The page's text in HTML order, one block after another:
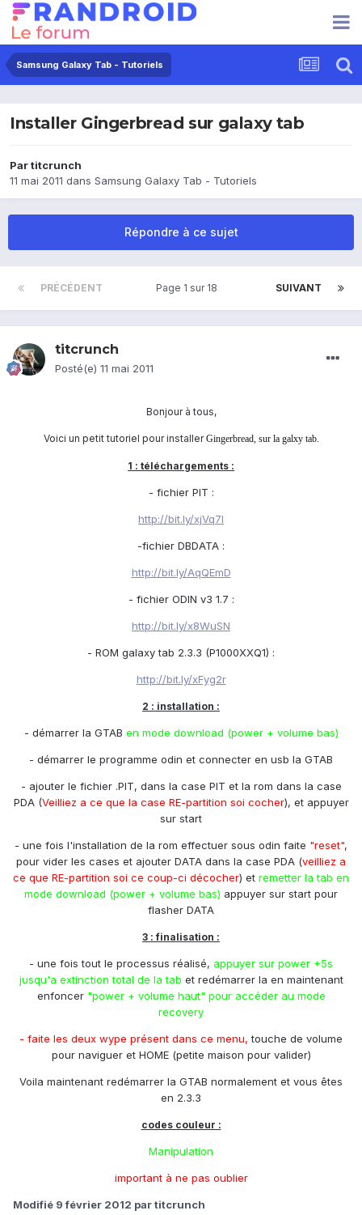
Samsung Galaxy Tab - Tutoriels
Installer Gingerbread sur galaxy tab
Partitcrunch
11 mai 2011 dans Samsung Galaxy Tab - Tutoriels
Répondre à ce sujet
PRÉCÉDENT SUIVANT
Page 1 sur 18
titcrunch
Posté(e) 11 mai 2011
Bonjour à tous,
Voici un petit tutoriel pour installerGingerbread, sur la galxy tab.
1 : téléchargements :
- fichier PIT :
http://bit.ly/xjVq7I
-fichier DBDATA :
http://bit.ly/AqQEmD
- fichier ODIN v3 1.7 :
http://bit.ly/x8WuSN
- ROM galaxy tab 2.3.3 (P1000XXQ1) :
http://bit.ly/xFyg2r
2 : installation :
- démarrer la GTAB en mode download (power + volume bas)
- démarrer le programme odin et connecter en usb la GTAB
- ajouter le fichier .PIT, dans la case PIT et la rom dans la case
PDA (Veilliez a ce que la case RE-partition soi cocher), et appuyer
sur start
- une fois l'installation de la rom effectuer sous odin faite "reset",
pour vider les cases et ajouter DATA dans la case PDA (veilliez a
ce que RE-partition soi ce coup-ci décocher) et remetter la tab en
mode download (power + volume bas) appuyer sur start pour
flasher DATA
3 : finalisation :
- une fois tout le processus réalisé, appuyer sur power +5s
jusqu'a extinction total de la tab et redémarrer la en maintenant
enfoncer "power + volume haut" pour accéder au mode
recovery
- faite les deux wype présent dans ce menu, touche de volume
pour naviguer et HOME (petite maison pour valider)
Voila maintenant redémarrer la GTAB normalement et vous êtes
en 2.3.3
codes couleur :
Manipulation
important à ne pas oublier
Modifié 9 février 2012 par titcrunch